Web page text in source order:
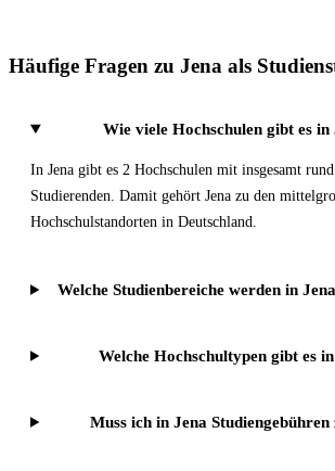
Häufige Fragen zu Jena als
Wie viele Hochschulen gibt es in
In Jena gibt es 2 Hochschulen mit insgesamt
Studierenden. Damit gehört Jena zu den
Hochschulstandorten in Deutschland.
Welche Studienbereiche werden in
Welche Hochschultypen gibt es
Muss ich in Jena Studiengebühren